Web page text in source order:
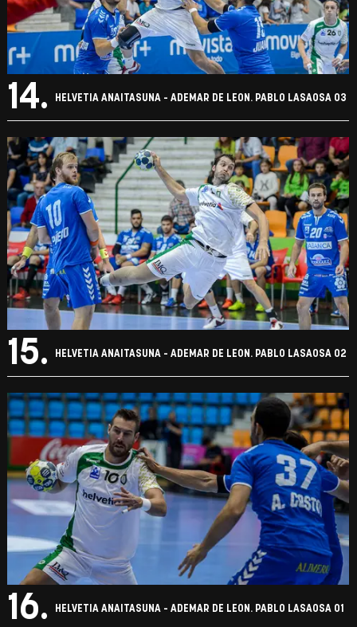
14. HELVETIA ANAITASUNA - ADEMAR DE LEON. PABLO LASAOSA 03
15. HELVETIA ANAITASUNA - ADEMAR DE LEON. PABLO LASAOSA 02
16. HELVETIA ANAITASUNA - ADEMAR DE LEON. PABLO LASAOSA 01